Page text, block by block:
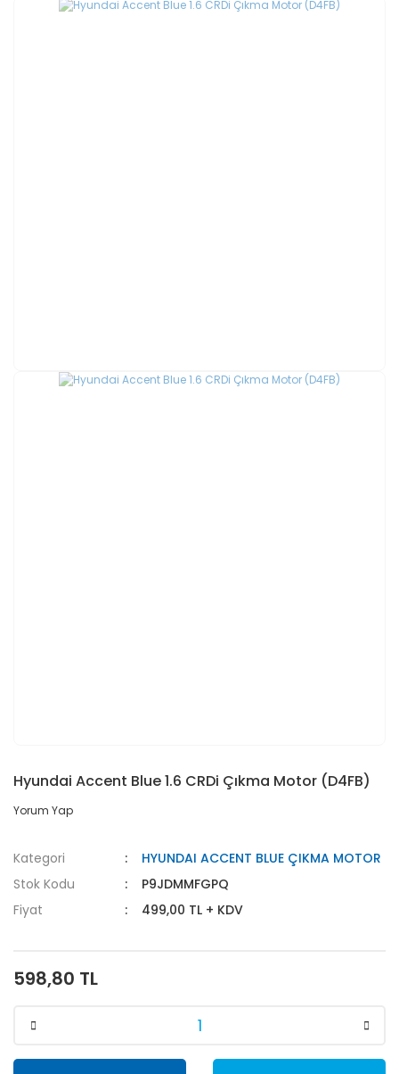
Hyundai Accent Blue 1.6 CRDi Çıkma Motor (D4FB)
Yorum Yap
Kategori
HYUNDAI ACCENT BLUE ÇIKMA MOTOR
Stok Kodu
P9JDMMFGPQ
Fiyat
499,00 TL + KDV
598,80 TL